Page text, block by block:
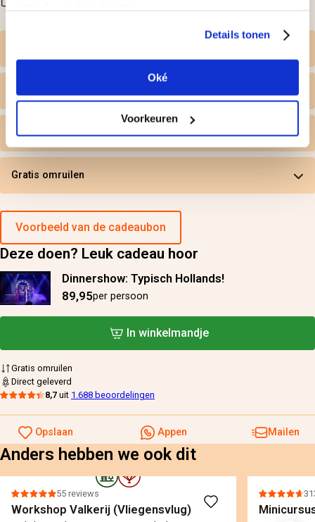
Details tonen
Oké
Voorkeuren
Persoonlijk tintje
Gratis omruilen
Voorbeeld van de cadeaubon
Deze doen? Leuk cadeau hoor
Dinnershow: Typisch Hollands!
89,95per persoon
In winkelmandje
Gratis omruilen
Direct geleverd
8,7 uit 1.688 beoordelingen
Opslaan Appen Mailen
Anders hebben we ook dit
55 reviews
Workshop Valkerij (Vliegensvlug)